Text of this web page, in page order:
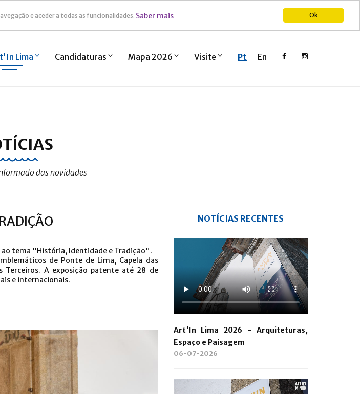
Ok
e aceder a todas as funcionalidades. Saber mais
Lima Candidaturas Mapa 2026 Visite Pt En
das novidades
ao tema "História, Identidade e Tradição".
de Ponte de Lima, Capela das
Terceiros. A exposição patente até 28 de
e internacionais.
NOTÍCIAS RECENTES
Art'In Lima 2026 - Arquiteturas,
Espaço e Paisagem
06-07-2026